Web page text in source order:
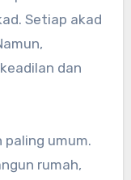
Setiap akad
dan
paling umum.
rumah,